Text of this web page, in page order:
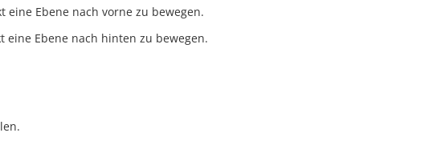
eine Ebene nach vorne zu bewegen.
eine Ebene nach hinten zu bewegen.